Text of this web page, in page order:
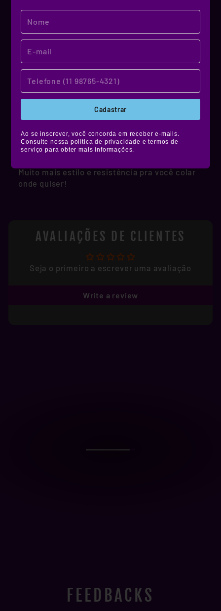
Cadastrar
Ao se inscrever, você concorda em receber e-mails.
Consulte nossa política de privacidade e termos de
serviço para obter mais informações.
MATERIAL DE QUALIDADE!
NOSSO MATERIAL
têm alta durabilidade, são resistentes à água,
não desbotam e ainda contam com película de
Muito mais estilo e resistência pra você colar
onde quiser!
AVALIAÇÕES DE CLIENTES
Seja o primeiro a escrever uma avaliação
Write a review
FEEDBACKS